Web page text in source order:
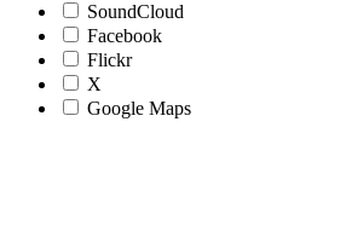
SoundCloud
Facebook
Flickr
X
Google Maps